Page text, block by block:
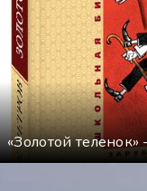
«Золотой